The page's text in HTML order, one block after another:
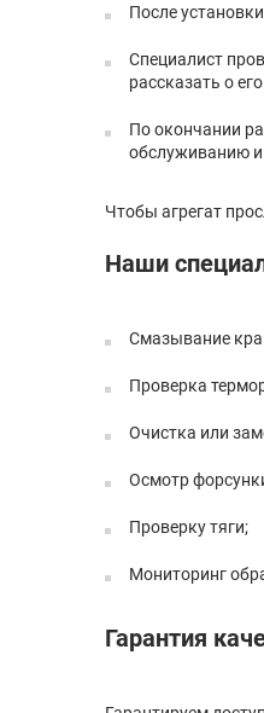
После
Специалист
рассказать о
По окончании
обслуживанию и
Чтобы агрегат
Наши
Смазывание
Проверка
Очистка или
Осмотр
Проверку тяги;
Мониторинг
Гарантия